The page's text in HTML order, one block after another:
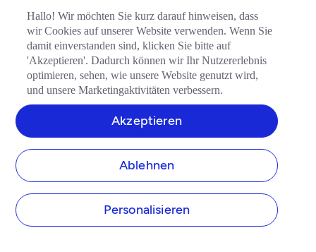
Gerade für Gründer*innen bietet Crowdfunding
daher eine transparente Alternative zu klassischen
Finanzierungen.
➡️ Wo Risiken und
Herausforderungen liegen
Trotz aller Vorteile ist Crowdfunding kein
Selbstläufer. Es gibt auch Aspekte, die Sie
realistisch einschätzen sollten:
Hallo! Wir möchten Sie kurz darauf hinweisen, dass
wir Cookies auf unserer Website verwenden. Wenn Sie
damit einverstanden sind, klicken Sie bitte auf
'Akzeptieren'. Dadurch können wir Ihr Nutzererlebnis
optimieren, sehen, wie unsere Website genutzt wird,
und unsere Marketingaktivitäten verbessern.
Personalisieren
Ablehnen
Akzeptieren